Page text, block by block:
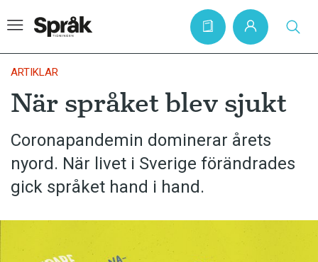
Hem
Artiklar
Krönikor
Språkfrågor
Skrivtips
ARTIKLAR
När språket blev sjukt
Coronapandemin dominerar årets
nyord. När livet i Sverige förändrades
gick språket hand i hand.